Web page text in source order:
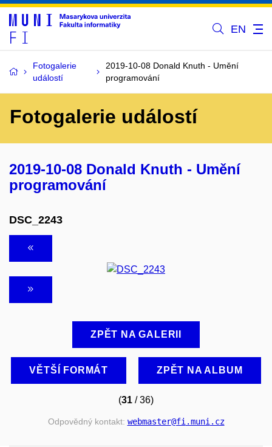
EN
Fotogalerie
událostí
2019-10-08 Donald Knuth - Umění
programování
Fotogalerie událostí
2019-10-08 Donald Knuth - Umění
programování
DSC_2243
ZPĚT NA GALERII
VĚTŠÍ FORMÁT ZPĚT NA ALBUM
(31 / 36)
Odpovědný kontakt: webmaster@fi.muni.cz